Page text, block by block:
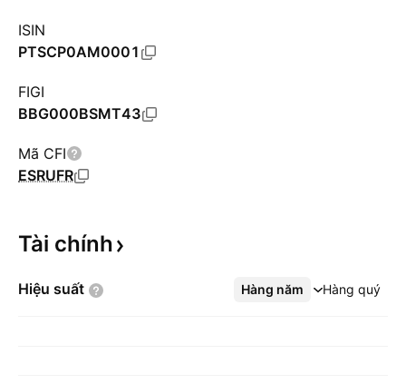
ISIN
PTSCP0AM0001
FIGI
BBG000BSMT43
Mã CFI
ESRUFR
Tài chính
Hiệu suất Hàng năm Hàng quý
Xem thêm